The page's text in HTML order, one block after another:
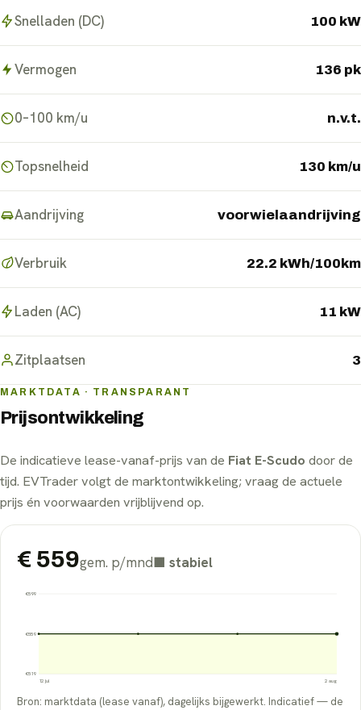
Snelladen (DC) 100 kW
Vermogen 136 pk
0–100 km/u n.v.t.
Topsnelheid 130 km/u
Aandrijving voorwielaandrijving
Verbruik 22.2 kWh/100km
Laden (AC) 11 kW
Zitplaatsen 3
MARKTDATA · TRANSPARANT
Prijsontwikkeling
De indicatieve lease-vanaf-prijs van de Fiat E-Scudo door de
tijd. EVTrader volgt de marktontwikkeling; vraag de actuele
prijs én voorwaarden vrijblijvend op.
€ 559gem. p/mnd■ stabiel
€599
€559
€519
12 jul
2 aug
Bron: marktdata (lease vanaf), dagelijks bijgewerkt. Indicatief — de